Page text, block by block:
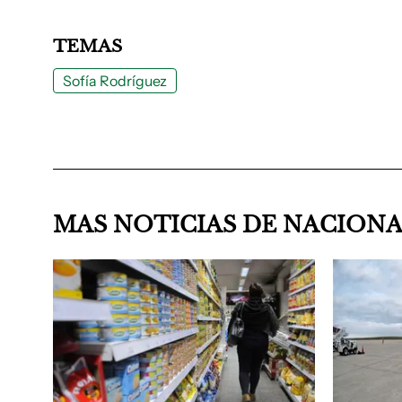
TEMAS
Sofía Rodríguez
MAS NOTICIAS DE